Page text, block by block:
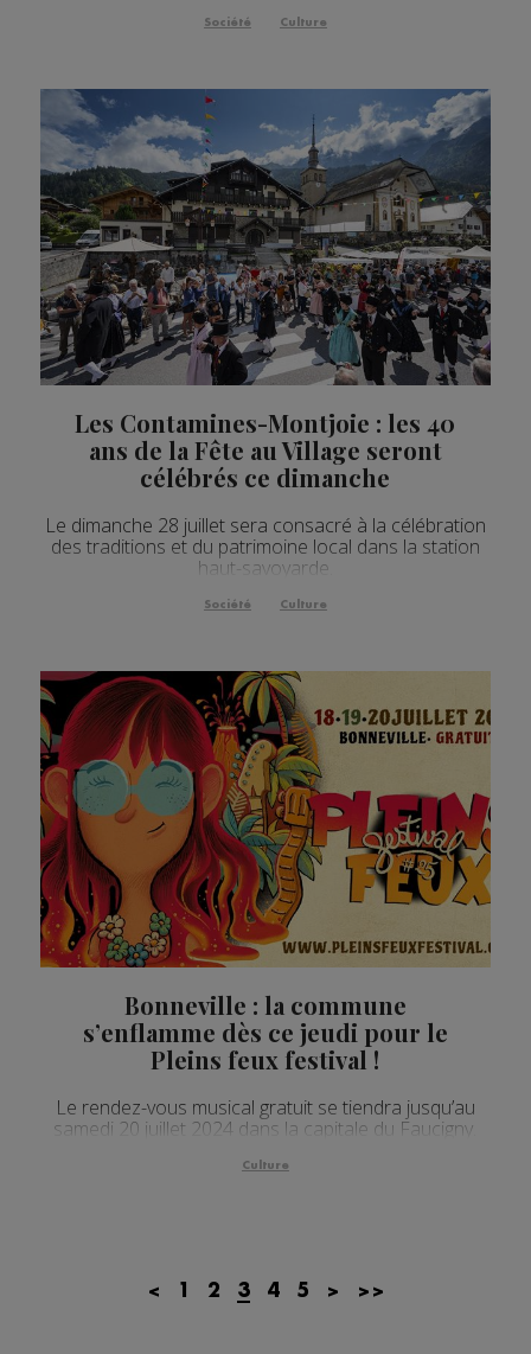
Société Culture
Les Contamines-Montjoie : les 40
ans de la Fête au Village seront
célébrés ce dimanche
Le dimanche 28 juillet sera consacré à la célébration
des traditions et du patrimoine local dans la station
haut-savoyarde.
Société Culture
Bonneville : la commune
s’enflamme dès ce jeudi pour le
Pleins feux festival !
Le rendez-vous musical gratuit se tiendra jusqu’au
samedi 20 juillet 2024 dans la capitale du Faucigny.
Culture
< 1 2 3 4 5 > >>